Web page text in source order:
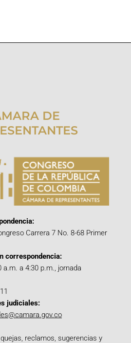
DE
Carrera 7 No. 8-68 Primer
correspondencia:
a.m. a 4:30 p.m., jornada
judiciales:
reclamos, sugerencias y